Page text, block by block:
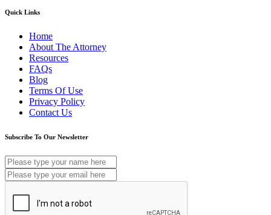
Quick Links
Home
About The Attorney
Resources
FAQs
Blog
Terms Of Use
Privacy Policy
Contact Us
Subscribe To Our Newsletter